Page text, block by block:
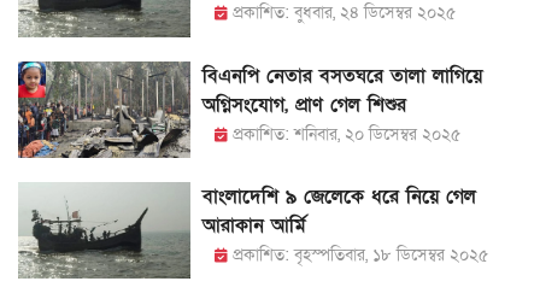
প্রকাশিত: বুধবার, ২৪ ডিসেম্বর ২০২৫
বিএনপি নেতার বসতঘরে তালা লাগিয়ে
অগ্নিসংযোগ, প্রাণ গেল শিশুর
প্রকাশিত: শনিবার, ২০ ডিসেম্বর ২০২৫
বাংলাদেশি ৯ জেলেকে ধরে নিয়ে গেল
আরাকান আর্মি
প্রকাশিত: বৃহস্পতিবার, ১৮ ডিসেম্বর ২০২৫